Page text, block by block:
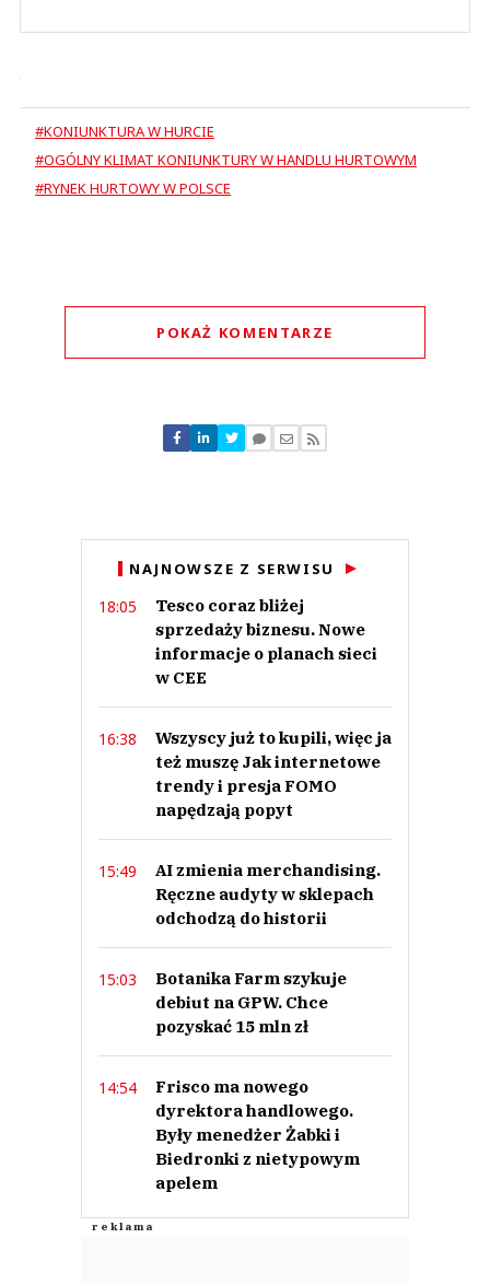
#KONIUNKTURA W HURCIE
#OGÓLNY KLIMAT KONIUNKTURY W HANDLU HURTOWYM
#RYNEK HURTOWY W POLSCE
POKAŻ KOMENTARZE
Nie znaleziono komentarzy
Zostaw swoje komentarze
NAJNOWSZE Z SERWISU
18:05
Tesco coraz bliżej
sprzedaży biznesu. Nowe
informacje o planach sieci
w CEE
16:38
Wszyscy już to kupili, więc ja
też muszę Jak internetowe
trendy i presja FOMO
napędzają popyt
15:49
AI zmienia merchandising.
Ręczne audyty w sklepach
odchodzą do historii
15:03
Botanika Farm szykuje
debiut na GPW. Chce
pozyskać 15 mln zł
14:54
Frisco ma nowego
dyrektora handlowego.
Były menedżer Żabki i
Biedronki z nietypowym
apelem